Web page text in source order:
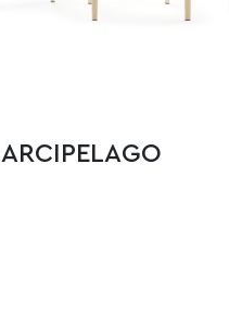
ARCIPELAGO